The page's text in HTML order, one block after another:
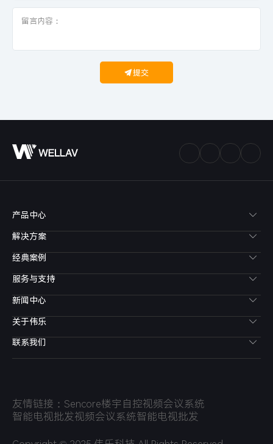
提交
产品中心
解决方案
经典案例
服务与支持
新闻中心
关于伟乐
联系我们
友情链接： Sencore楼宇自控视频会议系统
智能电视批发视频会议系统智能电视批发